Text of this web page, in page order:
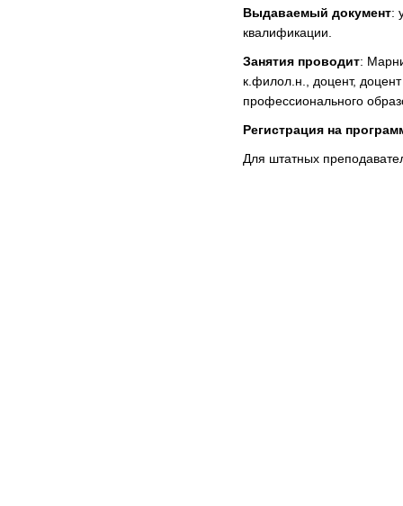
Выдаваемый документ:
квалификации.
Занятия проводит:
к.филол.н., доцент,
профессионального
Регистрация на
Для штатных